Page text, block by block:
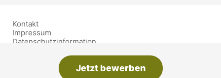
Jetzt bewerben
Kontakt
Impressum
Datenschutzinformation
Schutzkonzept